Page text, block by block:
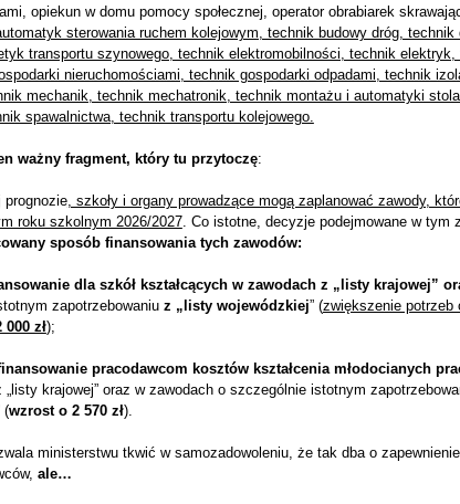
opiekun w domu pomocy społecznej, operator obrabiarek
sterowania ruchem kolejowym, technik budowy dróg, technik
transportu szynowego, technik elektromobilności, technik elektryk,
nieruchomościami, technik gospodarki odpadami, technik
mechanik, technik mechatronik, technik montażu i automatyki
spawalnictwa, technik transportu kolejowego.
ważny fragment, który tu przytoczę:
prognozie, szkoły i organy prowadzące mogą zaplanować zawody,
roku szkolnym 2026/2027. Co istotne, decyzje podejmowane w tym
sposób finansowania tych zawodów:
dla szkół kształcących w zawodach z „listy krajowej”
zapotrzebowaniu z „listy wojewódzkiej” (zwiększenie potrzeb
000 zł);
pracodawcom kosztów kształcenia młodocianych
„listy krajowej” oraz w zawodach o szczególnie istotnym
(wzrost o 2 570 zł).
ministerstwu tkwić w samozadowoleniu, że tak dba o
ale…